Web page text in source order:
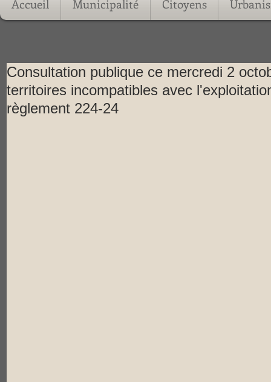
Accueil Municipalité Citoyens
Consultation publique ce mercredi 2
territoires incompatibles avec
règlement 224-24